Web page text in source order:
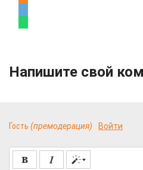
Напишите свой
Гость (премодерация) Войти